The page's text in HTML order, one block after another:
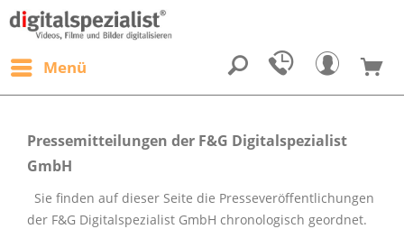
Menü
Pressemitteilungen der F&G Digitalspezialist
GmbH
Sie finden auf dieser Seite die Presseveröffentlichungen
der F&G Digitalspezialist GmbH chronologisch geordnet.